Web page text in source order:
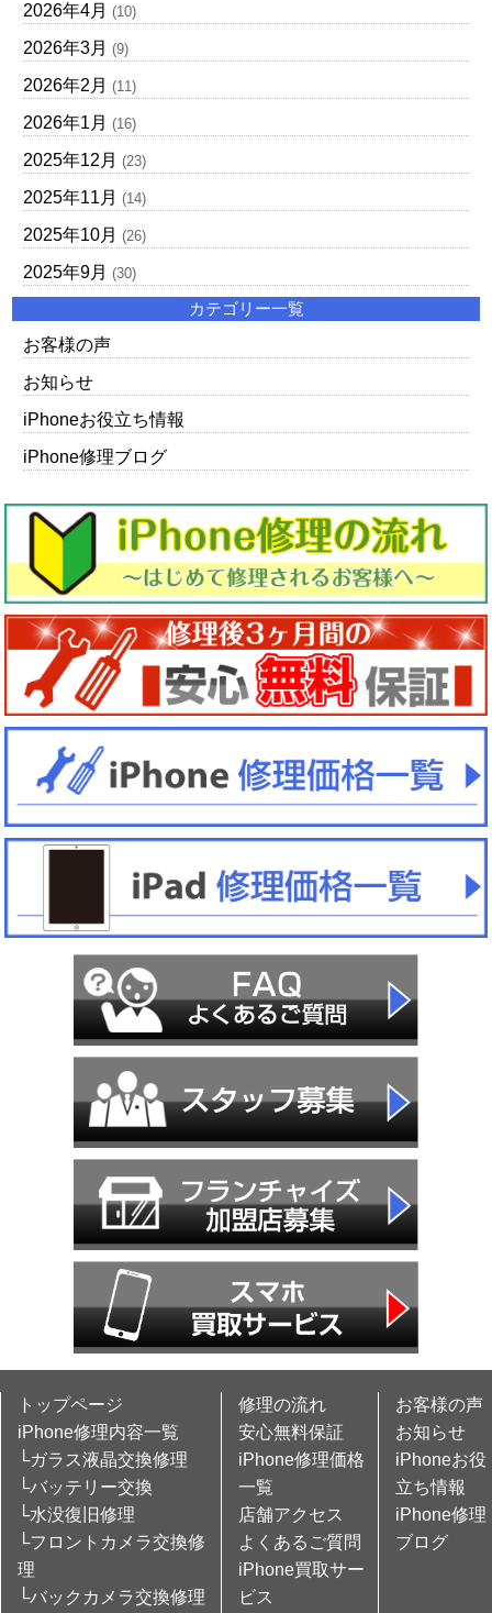
2026年4月 (10)
2026年3月 (9)
2026年2月 (11)
2026年1月 (16)
2025年12月 (23)
2025年11月 (14)
2025年10月 (26)
2025年9月 (30)
カテゴリー一覧
お客様の声
お知らせ
iPhoneお役立ち情報
iPhone修理ブログ
トップページ
iPhone修理内容一覧
└ガラス液晶交換修理
└バッテリー交換
└水没復旧修理
└フロントカメラ交換修
理
└バックカメラ交換修理
修理の流れ
安心無料保証
iPhone修理価格
一覧
店舗アクセス
よくあるご質問
iPhone買取サー
ビス
お客様の声
お知らせ
iPhoneお役
立ち情報
iPhone修理
ブログ